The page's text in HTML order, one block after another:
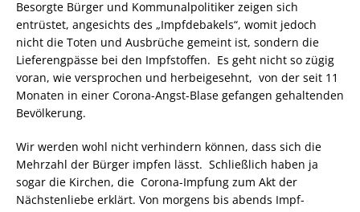
Besorgte Bürger und Kommunalpolitiker zeigen sich
entrüstet, angesichts des „Impfdebakels“, womit jedoch
nicht die Toten und Ausbrüche gemeint ist, sondern die
Lieferengpässe bei den Impfstoffen. Es geht nicht so zügig
voran, wie versprochen und herbeigesehnt, von der seit 11
Monaten in einer Corona-Angst-Blase gefangen gehaltenden
Bevölkerung.
Wir werden wohl nicht verhindern können, dass sich die
Mehrzahl der Bürger impfen lässt. Schließlich haben ja
sogar die Kirchen, die Corona-Impfung zum Akt der
Nächstenliebe erklärt. Von morgens bis abends Impf-